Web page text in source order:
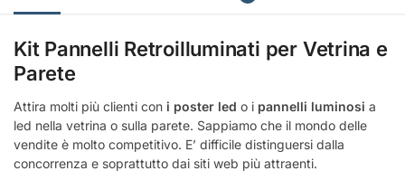
Kit Pannelli Retroilluminati per Vetrina e
Parete
Attira molti più clienti con i poster led o i pannelli luminosi a
led nella vetrina o sulla parete. Sappiamo che il mondo delle
vendite è molto competitivo. E’ difficile distinguersi dalla
concorrenza e soprattutto dai siti web più attraenti.